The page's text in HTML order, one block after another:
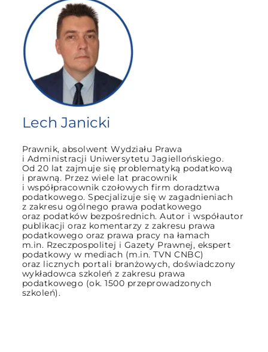
Lech Janicki
Prawnik, absolwent Wydziału Prawa
i Administracji Uniwersytetu Jagiellońskiego.
Od 20 lat zajmuje się problematyką podatkową
i prawną. Przez wiele lat pracownik
i współpracownik czołowych firm doradztwa
podatkowego. Specjalizuje się w zagadnieniach
z zakresu ogólnego prawa podatkowego
oraz podatków bezpośrednich. Autor i współautor
publikacji oraz komentarzy z zakresu prawa
podatkowego oraz prawa pracy na łamach
m.in. Rzeczpospolitej i Gazety Prawnej, ekspert
podatkowy w mediach (m.in. TVN CNBC)
oraz licznych portali branżowych, doświadczony
wykładowca szkoleń z zakresu prawa
podatkowego (ok. 1500 przeprowadzonych
szkoleń).